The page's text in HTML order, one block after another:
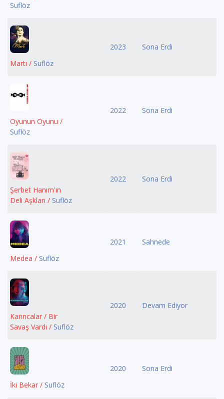
Suflöz
Martı / Suflöz
2023 Sona Erdi
Oyunun Oyunu /
Suflöz
2022 Sona Erdi
Şerbet Hanım'ın
Deli Aşkları / Suflöz
2022 Sona Erdi
Medea / Suflöz
2021 Sahnede
Karıncalar / Bir
Savaş Vardı / Suflöz
2020 Devam Ediyor
İki Bekar / Suflöz
2020 Sona Erdi